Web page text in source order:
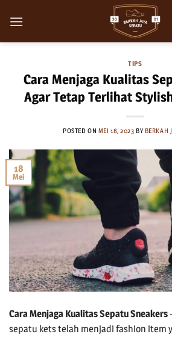
TIPS
Cara Menjaga Kualitas
Agar Tetap Terlihat
POSTED ON MEI 18, 2023 BY BERKAH
18
Mei
Cara Menjaga Kualitas Sepatu Sneakers
sepatu kets telah menjadi fashion item